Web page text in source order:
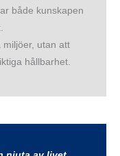
både kunskapen
miljöer, utan att
hållbarhet.